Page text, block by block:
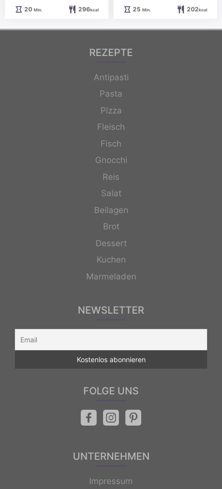
20Minuten
Min. 296kcal 25Minuten
Min. 202kcal
REZEPTE
Antipasti
Pasta
Pizza
Fleisch
Fisch
Gnocchi
Reis
Salat
Beilagen
Brot
Dessert
Kuchen
Marmeladen
NEWSLETTER
FOLGE UNS
UNTERNEHMEN
Impressum